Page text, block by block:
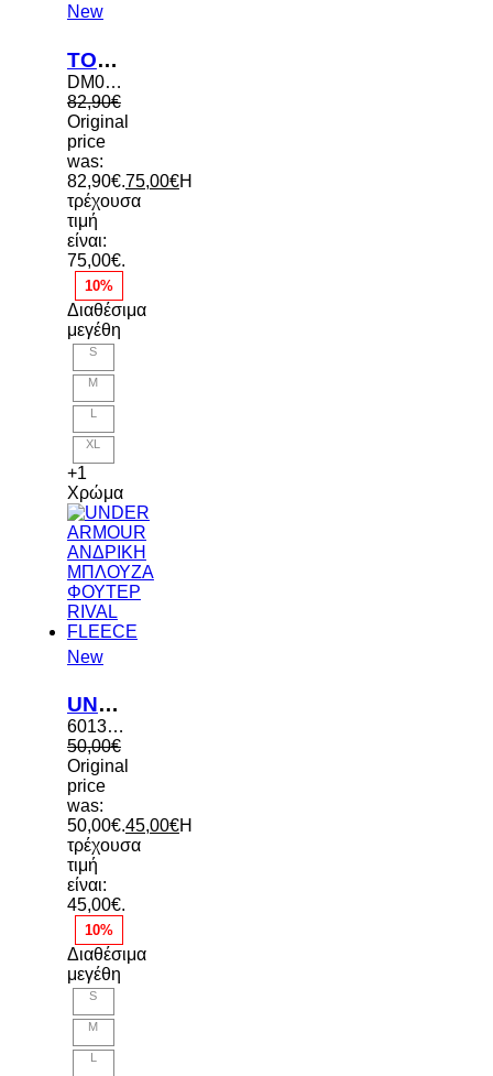
New
TOMMY JEANS ΑΝΔΡΙΚΗ ΜΠΛΟΥΖΑ ΦΟΥΤΕΡ ESSENTIALS
DM0DM20742 C1G
82,90€
Original
price
was:
82,90€.75,00€Η
τρέχουσα
τιμή
είναι:
75,00€.
10%
Διαθέσιμα
μεγέθη
S
M
L
XL
+1
Χρώμα
New
UNDER ARMOUR ΑΝΔΡΙΚΗ ΜΠΛΟΥΖΑ ΦΟΥΤΕΡ RIVAL FLEECE
6013448 008
50,00€
Original
price
was:
50,00€.45,00€Η
τρέχουσα
τιμή
είναι:
45,00€.
10%
Διαθέσιμα
μεγέθη
S
M
L